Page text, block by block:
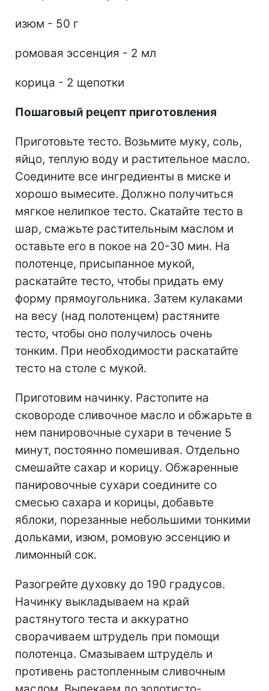
изюм - 50 г
ромовая эссенция - 2 мл
корица - 2 щепотки
Пошаговый рецепт приготовления
Приготовьте тесто. Возьмите муку, соль,
яйцо, теплую воду и растительное масло.
Соедините все ингредиенты в миске и
хорошо вымесите. Должно получиться
мягкое нелипкое тесто. Скатайте тесто в
шар, смажьте растительным маслом и
оставьте его в покое на 20-30 мин. На
полотенце, присыпанное мукой,
раскатайте тесто, чтобы придать ему
форму прямоугольника. Затем кулаками
на весу (над полотенцем) растяните
тесто, чтобы оно получилось очень
тонким. При необходимости раскатайте
тесто на столе с мукой.
Приготовим начинку. Растопите на
сковороде сливочное масло и обжарьте в
нем панировочные сухари в течение 5
минут, постоянно помешивая. Отдельно
смешайте сахар и корицу. Обжаренные
панировочные сухари соедините со
смесью сахара и корицы, добавьте
яблоки, порезанные небольшими тонкими
дольками, изюм, ромовую эссенцию и
лимонный сок.
Разогрейте духовку до 190 градусов.
Начинку выкладываем на край
растянутого теста и аккуратно
сворачиваем штрудель при помощи
полотенца. Смазываем штрудель и
противень растопленным сливочным